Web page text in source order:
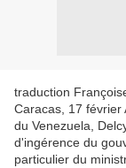
traduction
Caracas, 17 février
du Venezuela,
d'ingérence du
particulier du